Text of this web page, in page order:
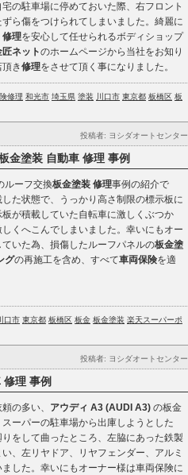
の駐車場に停めておいた際、右フロント
ら傷をつけられてしまいました。綺麗に
修理を安心して任せられるボディショップ
ネットのホームページから当社をお知り
き修理をさせて頂く事になりました。
修理 和光市 埼玉県 塗装 川口市 東京都 板橋区 板
投稿者: ヨシダオートセンター
金塗装 自動車 修理 事例
ルーフ交換板金塗装 修理事例の紹介で
た状態で、うっかり高さ制限の標示板に
が積載していた自転車に激しくぶつか
くへこんでしまいました。幸いにもオー
ていた為、損傷したルーフパネルの板金塗
グの再施工を含め、すべて車両保険を適
川口市 東京都 板橋区 板金 板金塗装 楽天スーパーポ
投稿者: ヨシダオートセンター
理 事例
の多い、 アウディ A3 (AUDI A3) の板金
ーパーの駐車場から出庫しようとした
をして曲ったところ、左脇にあった鉄製
、左リヤドア、リヤフェンダー、アルミ
した。幸いにもオーナー様は車両保険に